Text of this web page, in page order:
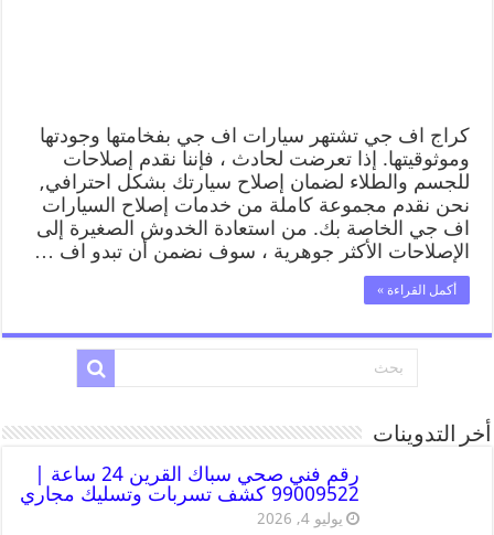
كراج اف جي تشتهر سيارات اف جي بفخامتها وجودتها
وموثوقيتها. إذا تعرضت لحادث ، فإننا نقدم إصلاحات
للجسم والطلاء لضمان إصلاح سيارتك بشكل احترافي,
نحن نقدم مجموعة كاملة من خدمات إصلاح السيارات
اف جي الخاصة بك. من استعادة الخدوش الصغيرة إلى
الإصلاحات الأكثر جوهرية ، سوف نضمن أن تبدو اف …
أكمل القراءة »
أخر التدوينات
رقم فني صحي سباك القرين 24 ساعة |
99009522 كشف تسربات وتسليك مجاري
يوليو 4, 2026